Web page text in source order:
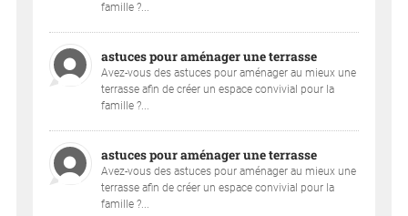
famille ?...
astuces pour aménager une terrasse
Avez-vous des astuces pour aménager au mieux une
terrasse afin de créer un espace convivial pour la
famille ?...
astuces pour aménager une terrasse
Avez-vous des astuces pour aménager au mieux une
terrasse afin de créer un espace convivial pour la
famille ?...